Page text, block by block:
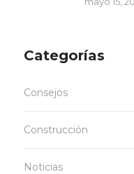
Categorías
Consejos
Construcción
Noticias